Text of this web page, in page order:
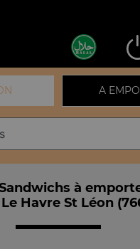
A
à
Havre St Léon